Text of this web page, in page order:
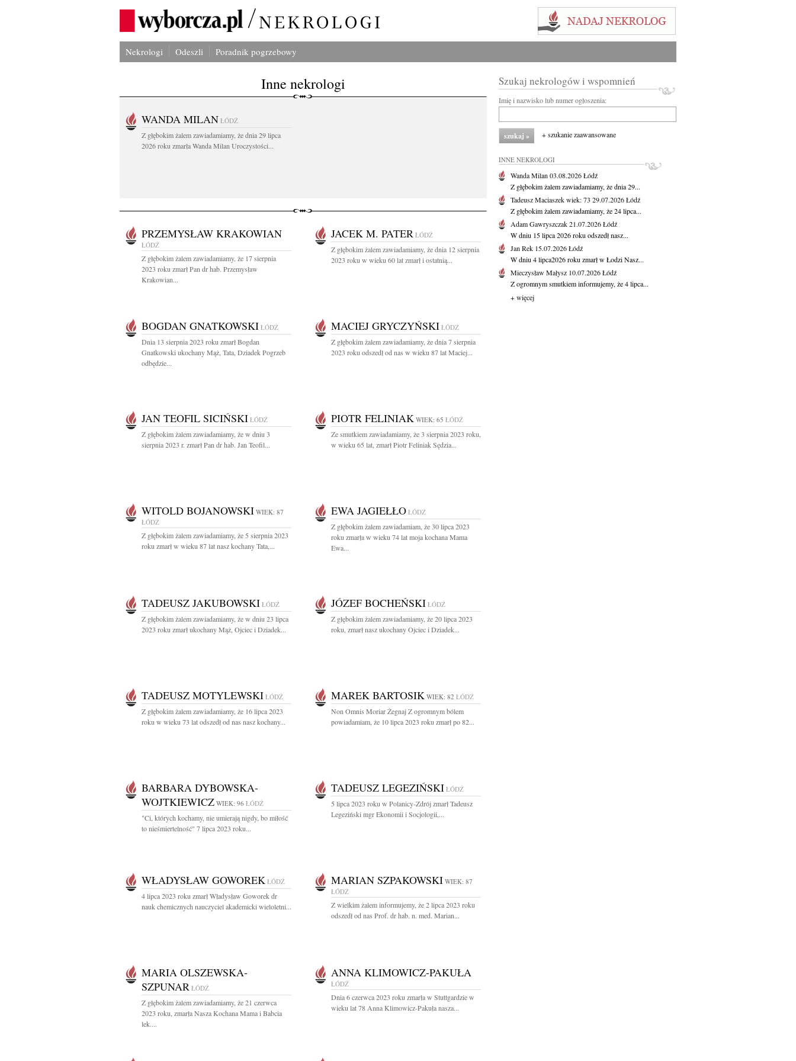
Nekrologi Odeszli Poradnik pogrzebowy
Inne nekrologi
WANDA MILAN ŁÓDŹ
Z głębokim żalem zawiadamiamy, że dnia 29 lipca
2026 roku zmarła Wanda Milan Uroczystości...
PRZEMYSŁAW KRAKOWIAN
ŁÓDŹ
Z głębokim żalem zawiadamiamy, że 17 sierpnia
2023 roku zmarł Pan dr hab. Przemysław
Krakowian...
JACEK M. PATER ŁÓDŹ
Z głębokim żalem zawiadamiamy, że dnia 12 sierpnia
2023 roku w wieku 60 lat zmarł i ostatnią...
BOGDAN GNATKOWSKI ŁÓDŹ
Dnia 13 sierpnia 2023 roku zmarł Bogdan
Gnatkowski ukochany Mąż, Tata, Dziadek Pogrzeb
odbędzie...
MACIEJ GRYCZYŃSKI ŁÓDŹ
Z głębokim żalem zawiadamiamy, że dnia 7 sierpnia
2023 roku odszedł od nas w wieku 87 lat Maciej...
JAN TEOFIL SICIŃSKI ŁÓDŹ
Z głębokim żalem zawiadamiamy, że w dniu 3
sierpnia 2023 r. zmarł Pan dr hab. Jan Teofil...
PIOTR FELINIAK WIEK: 65 ŁÓDŹ
Ze smutkiem zawiadamiamy, że 3 sierpnia 2023 roku,
w wieku 65 lat, zmarł Piotr Feliniak Sędzia...
WITOLD BOJANOWSKI WIEK: 87
ŁÓDŹ
Z głębokim żalem zawiadamiamy, że 5 sierpnia 2023
roku zmarł w wieku 87 lat nasz kochany Tata,...
EWA JAGIEŁŁO ŁÓDŹ
Z głębokim żalem zawiadamiam, że 30 lipca 2023
roku zmarła w wieku 74 lat moja kochana Mama
Ewa...
TADEUSZ JAKUBOWSKI ŁÓDŹ
Z głębokim żalem zawiadamiamy, że w dniu 23 lipca
2023 roku zmarł ukochany Mąż, Ojciec i Dziadek...
JÓZEF BOCHEŃSKI ŁÓDŹ
Z głębokim żalem zawiadamiamy, że 20 lipca 2023
roku, zmarł nasz ukochany Ojciec i Dziadek...
TADEUSZ MOTYLEWSKI ŁÓDŹ
Z głębokim żalem zawiadamiamy, że 16 lipca 2023
roku w wieku 73 lat odszedł od nas nasz kochany...
MAREK BARTOSIK WIEK: 82 ŁÓDŹ
Non Omnis Moriar Żegnaj Z ogromnym bólem
powiadamiam, że 10 lipca 2023 roku zmarł po 82...
BARBARA DYBOWSKA-
WOJTKIEWICZ WIEK: 96 ŁÓDŹ
"Ci, których kochamy, nie umierają nigdy, bo miłość
to nieśmiertelność" 7 lipca 2023 roku...
TADEUSZ LEGEZIŃSKI ŁÓDŹ
5 lipca 2023 roku w Polanicy-Zdrój zmarł Tadeusz
Legeziński mgr Ekonomii i Socjologii,...
WŁADYSŁAW GOWOREK ŁÓDŹ
4 lipca 2023 roku zmarł Władysław Goworek dr
nauk chemicznych nauczyciel akademicki wieloletni...
MARIAN SZPAKOWSKI WIEK: 87
ŁÓDŹ
Z wielkim żalem informujemy, że 2 lipca 2023 roku
odszedł od nas Prof. dr hab. n. med. Marian...
MARIA OLSZEWSKA-
SZPUNAR ŁÓDŹ
Z głębokim żalem zawiadamiamy, że 21 czerwca
2023 roku, zmarła Nasza Kochana Mama i Babcia
lek....
ANNA KLIMOWICZ-PAKUŁA
ŁÓDŹ
Dnia 6 czerwca 2023 roku zmarła w Stuttgardzie w
wieku lat 78 Anna Klimowicz-Pakuła nasza...
Szukaj nekrologów i wspomnień
Imię i nazwisko lub numer ogłoszenia:
+ szukanie zaawansowane
INNE NEKROLOGI
Wanda Milan 03.08.2026Łódź
Z głębokim żalem zawiadamiamy, że dnia 29...
Tadeusz Maciaszekwiek: 73 29.07.2026Łódź
Z głębokim żalem zawiadamiamy, że 24 lipca...
Adam Gawryszczak21.07.2026Łódź
W dniu 15 lipca 2026 roku odszedł nasz...
Jan Rek 15.07.2026Łódź
W dniu 4 lipca2026 roku zmarł w Łodzi Nasz...
Mieczysław Małysz 10.07.2026Łódź
Z ogromnym smutkiem informujemy, że 4 lipca...
+ więcej